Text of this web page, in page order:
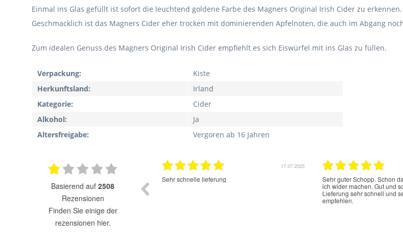
Einmal ins Glas gefüllt ist sofort die leuchtend goldene Farbe des Magners Original Irish Cider zu
Geschmacklich ist das Magners Cider eher trocken mit dominierenden Apfelnoten, die auch im Abgang
Zum idealen Genuss des Magners Original Irish Cider empfiehlt es sich Eiswürfel mit ins Glas zu füllen.
Verpackung:
Kiste
Herkunftsland:
Irland
Kategorie:
Cider
Alkohol:
Ja
Altersfreigabe:
Vergoren ab 16 Jahren
basierend auf 2508
Rezensionen
finden Sie einige der
rezensionen hier.
02.07.2025
schnell bestellen.
02.07.2025 16.06.2025
Der Cold Brew Kaffee hat einen sehr guten
Geschmack. Super das er ohne Zucker und